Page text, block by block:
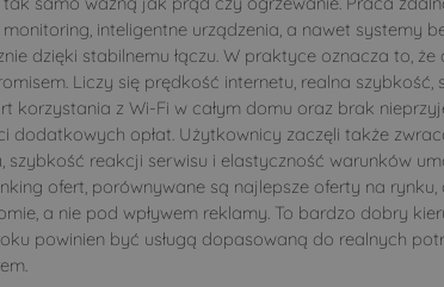
monitoring, inteligentne urządzenia, a nawet systemy
dzięki stabilnemu łączu. W praktyce oznacza to,
Liczy się prędkość internetu, realna szybkość,
korzystania z Wi-Fi w całym domu oraz brak
dodatkowych opłat. Użytkownicy zaczęli także
szybkość reakcji serwisu i elastyczność warunków
ofert, porównywane są najlepsze oferty na
a nie pod wpływem reklamy. To bardzo dobry
powinien być usługą dopasowaną do realnych